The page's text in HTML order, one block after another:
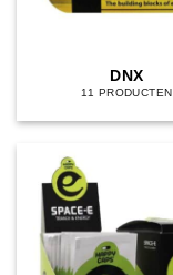
DNX
11 PRODUCTEN